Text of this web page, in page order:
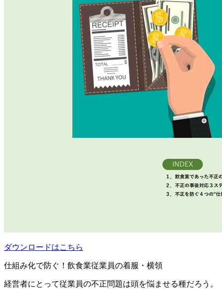
ダウンロードはこちら
仕組み化で防ぐ！飲食業従業員の着服・横領
経営者にとって従業員の不正問題は頭を悩ませる種だろう。